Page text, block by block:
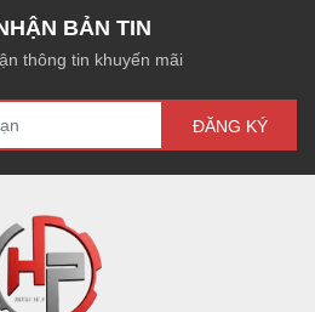
BẢN TIN
thông tin khuyến mãi
ĐĂNG KÝ